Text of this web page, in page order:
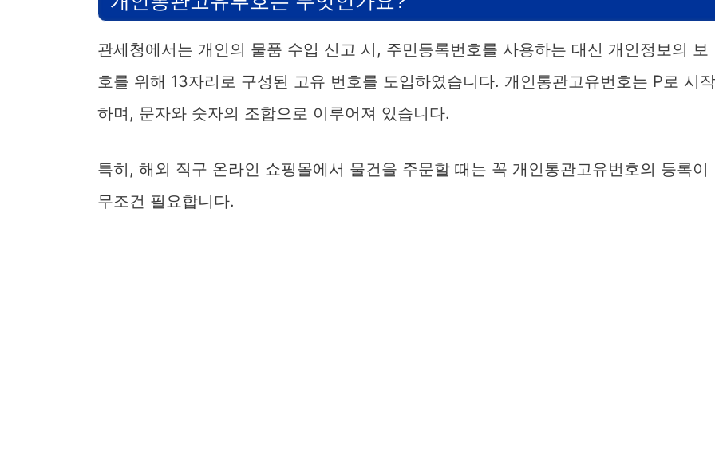
관세청에서는 개인의 물품 수입 신고 시, 주민등록번호를 사용하는 대신 개인정보의 보
호를 위해 13자리로 구성된 고유 번호를 도입하였습니다. 개인통관고유번호는 P로 시작
하며, 문자와 숫자의 조합으로 이루어져 있습니다.
특히, 해외 직구 온라인 쇼핑몰에서 물건을 주문할 때는 꼭 개인통관고유번호의 등록이
무조건 필요합니다.